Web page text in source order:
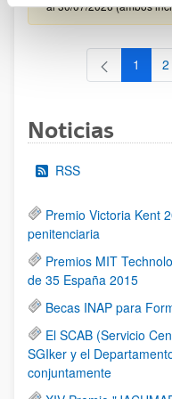
al 30/07/2026 (ambos
Página
1 2
Noticias
RSS
Premio Victoria Kent
penitenciaria
Premios MIT
de 35 España 2015
Becas INAP para
El SCAB (Servicio
SGIker y el
conjuntamente